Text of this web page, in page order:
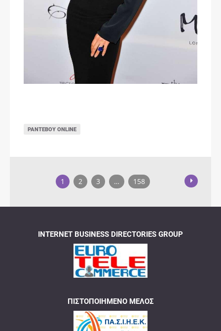
ΡΑΝΤΕΒΟΎ ONLINE
1 2 3 … 158
INTERNET BUSINESS DIRECTORIES GROUP
ΠΙΣΤΟΠΟΙΗΜΈΝΟ ΜΈΛΟΣ